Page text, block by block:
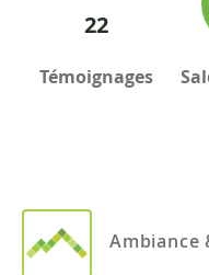
22
Témoignages
Ambiance